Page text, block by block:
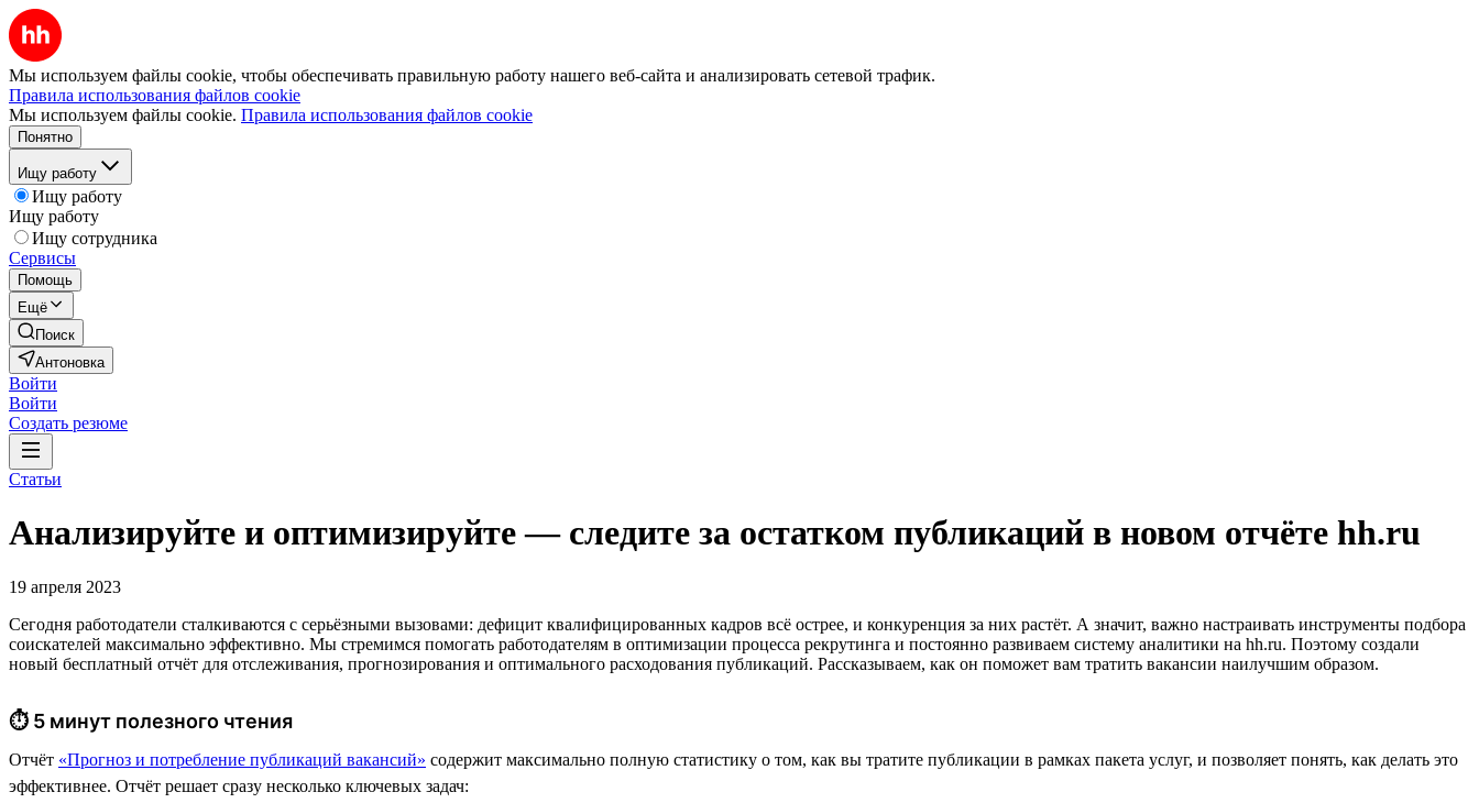
Мы используем файлы cookie, чтобы обеспечивать правильную работу нашего веб-сайта и анализировать сетевой трафик.
Правила использования файлов cookie
Мы используем файлы cookie. Правила использования файлов cookie
Понятно
Ищу работу
Ищу работу
Ищу работу
Ищу сотрудника
Сервисы
Помощь
Ещё
Поиск
Антоновка
Войти
Войти
Создать резюме
Статьи
Анализируйте и оптимизируйте — следите за остатком публикаций в новом отчёте hh.ru
19 апреля 2023
Сегодня работодатели сталкиваются с серьёзными вызовами: дефицит квалифицированных кадров всё острее, и конкуренция за них растёт. А значит, важно настраивать инструменты подбора
соискателей максимально эффективно. Мы стремимся помогать работодателям в оптимизации процесса рекрутинга и постоянно развиваем систему аналитики на hh.ru. Поэтому создали
новый бесплатный отчёт для отслеживания, прогнозирования и оптимального расходования публикаций. Рассказываем, как он поможет вам тратить вакансии наилучшим образом.
⏱ 5 минут полезного чтения
Отчёт «Прогноз и потребление публикаций вакансий» содержит максимально полную статистику о том, как вы тратите публикации в рамках пакета услуг, и позволяет понять, как делать это
эффективнее. Отчёт решает сразу несколько ключевых задач: